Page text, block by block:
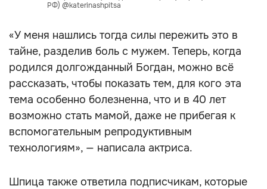
РФ) @katerinashpitsa
«У меня нашлись тогда силы пережить это в
тайне, разделив боль с мужем. Теперь, когда
родился долгожданный Богдан, можно всё
рассказать, чтобы показать тем, для кого эта
тема особенно болезненна, что и в 40 лет
возможно стать мамой, даже не прибегая к
вспомогательным репродуктивным
технологиям», — написала актриса.
Шпица также ответила подписчикам, которые